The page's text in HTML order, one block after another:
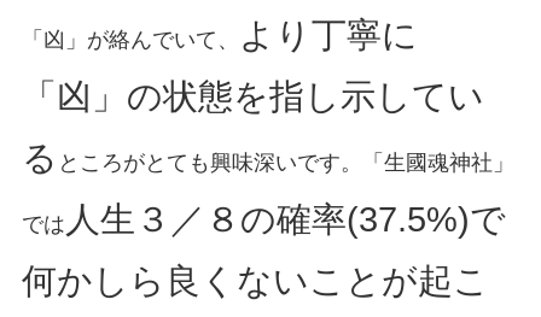
「凶」が絡んでいて、
より丁寧に
「凶」の状態を指し示してい
る ところがとても興味深いです。「生國魂神社」
では 人生３／８の確率(37.5%)で
何かしら良くないことが起こ